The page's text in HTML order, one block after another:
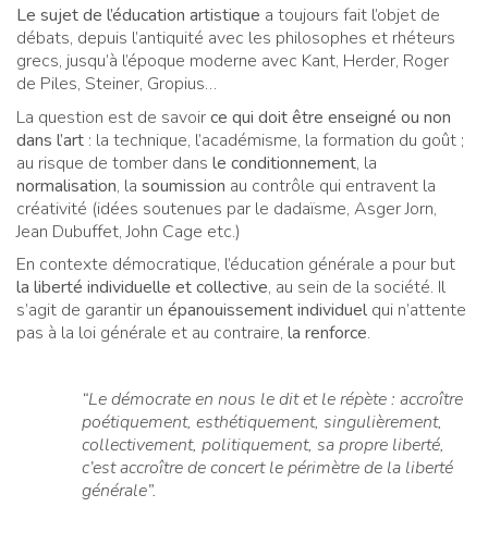
Le sujet de l’éducation artistique a toujours fait l’objet de
débats, depuis l’antiquité avec les philosophes et rhéteurs
grecs, jusqu’à l’époque moderne avec Kant, Herder, Roger
de Piles, Steiner, Gropius…
La question est de savoirce qui doit être enseigné ou non
dans l’art : la technique, l’académisme, la formation du goût ;
au risque de tomber dans le conditionnement, la
normalisation, la soumission au contrôle qui entravent la
créativité (idées soutenues par le dadaïsme, Asger Jorn,
Jean Dubuffet, John Cage etc.)
En contexte démocratique, l’éducation générale a pour but
la liberté individuelle et collective, au sein de la société. Il
s’agit de garantir un épanouissement individuel qui n’attente
pas à la loi générale et au contraire, la renforce.
“Le démocrate en nous le dit et le répète : accroître
poétiquement, esthétiquement, singulièrement,
collectivement, politiquement, sa propre liberté,
c’est accroître de concert le périmètre de la liberté
générale”.